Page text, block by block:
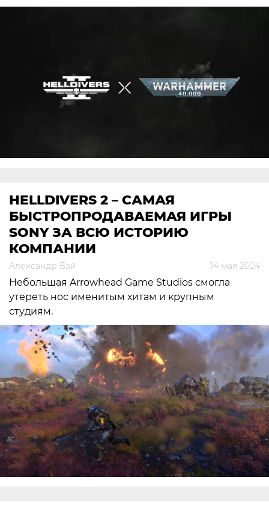
HELLDIVERS 2 – САМАЯ
БЫСТРОПРОДАВАЕМАЯ ИГРЫ
SONY ЗА ВСЮ ИСТОРИЮ
КОМПАНИИ
Александр Бэй 14 мая 2024
Небольшая Arrowhead Game Studios смогла
утереть нос именитым хитам и крупным
студиям.